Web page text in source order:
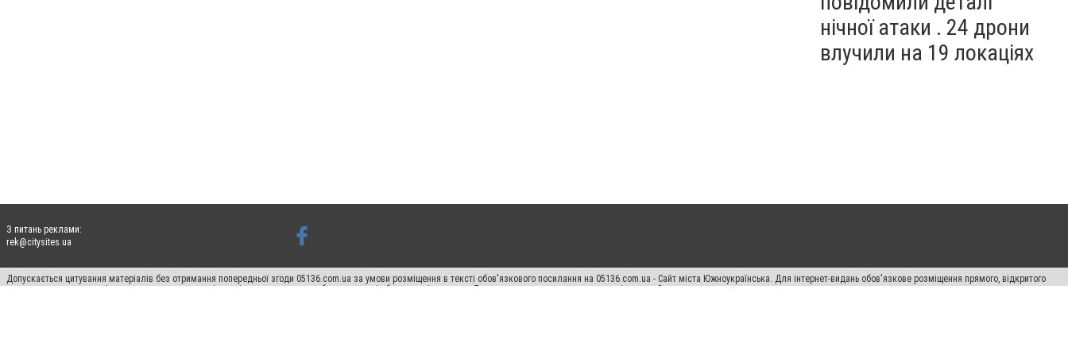
нічної атаки . 24 дрони
влучили на 19 локаціях
З питань реклами:
rek@citysites.ua
Допускається цитування матеріалів без отримання попередньої згоди 05136.com.ua за умови розміщення в тексті обов'язкового посилання на 05136.com.ua - Сайт міста Южноукраїнська. Для інтернет-видань обов'язкове розміщення прямого, відкритого
для пошукових систем гіперпосилання на цитовані статті не нижче другого абзацу в тексті або в якості джерела. Порушення виняткових прав переслідується Законом.